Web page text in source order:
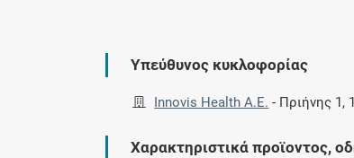
Υπεύθυνος κυκλοφορίας
Innovis Health Α.Ε. - Πριήνης 1,
Χαρακτηριστικά προϊοντος,